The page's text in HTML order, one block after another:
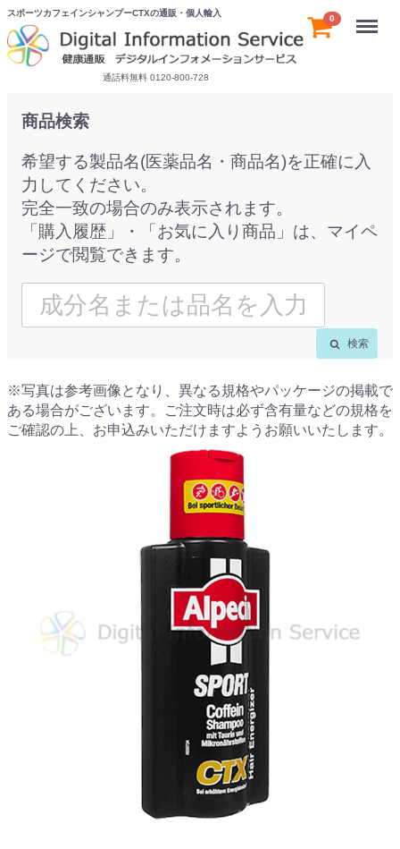
スポーツカフェインシャンプーCTXの通販・個人輸入
通話料無料 0120-800-728
0 Menu
商品検索
希望する製品名(医薬品名・商品名)を正確に入
力してください。
完全一致の場合のみ表示されます。
「購入履歴」・「お気に入り商品」は、マイペ
ージで閲覧できます。
検索
※写真は参考画像となり、異なる規格やパッケージの掲載で
ある場合がございます。ご注文時は必ず含有量などの規格を
ご確認の上、お申込みいただけますようお願いいたします。